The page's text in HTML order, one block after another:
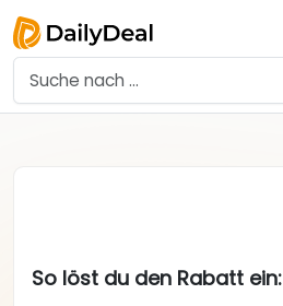
So löst du den Rabatt ein: